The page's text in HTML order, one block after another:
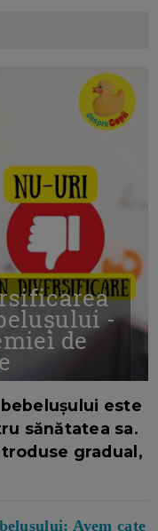
-
de
este
sănătatea sa.
gradual,
Avem cate